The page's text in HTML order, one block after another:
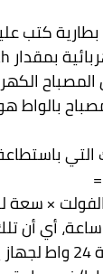
بمقدار
بالواط هو 6
× سعة
= 24 واط ساعة،
من الطاقة